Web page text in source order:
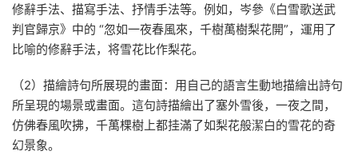
修辭手法、描寫手法、抒情手法等。例如，岑參《白雪歌送武
判官歸京》中的 “忽如一夜春風來，千樹萬樹梨花開”，運用了
比喻的修辭手法，将雪花比作梨花。
（2）描繪詩句所展現的畫面：用自己的語言生動地描繪出詩句
所呈現的場景或畫面。這句詩描繪出了塞外雪後，一夜之間，
仿佛春風吹拂，千萬棵樹上都挂滿了如梨花般潔白的雪花的奇
幻景象。